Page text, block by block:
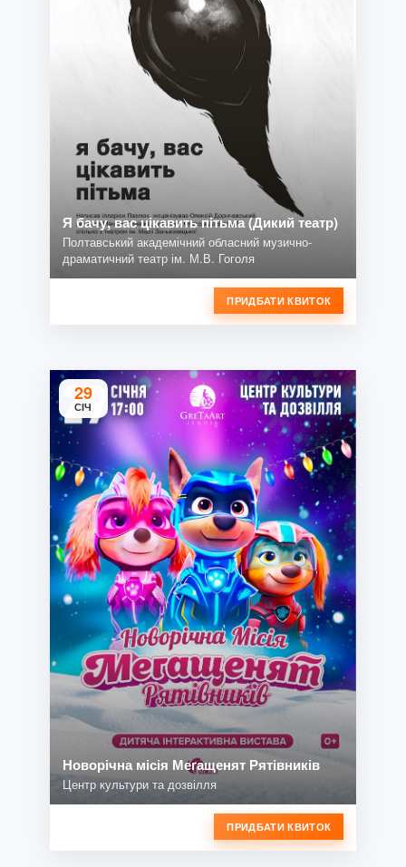
Я бачу, вас цікавить пітьма (Дикий театр)
Полтавський академічний обласний музично-
драматичний театр ім. М.В. Гоголя
ПРИДБАТИ КВИТОК
29
СІЧ
Новорічна місія Мегащенят Рятівників
Центр культури та дозвілля
ПРИДБАТИ КВИТОК